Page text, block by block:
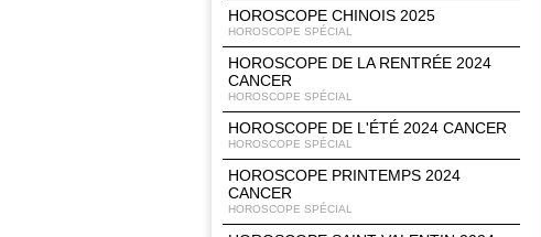
HOROSCOPE CHINOIS 2025
HOROSCOPE SPÉCIAL
HOROSCOPE DE LA RENTRÉE 2024
CANCER
HOROSCOPE SPÉCIAL
HOROSCOPE DE L'ÉTÉ 2024 CANCER
HOROSCOPE SPÉCIAL
HOROSCOPE PRINTEMPS 2024
CANCER
HOROSCOPE SPÉCIAL